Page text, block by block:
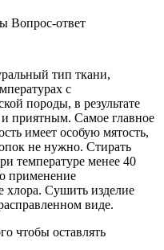
Вопрос-ответ
тип ткани,
с
породы, в результате
и приятным. Самое главное
имеет особую мятость,
не нужно. Стирать
температуре менее 40
применение
хлора. Сушить изделие
виде.
чтобы оставлять